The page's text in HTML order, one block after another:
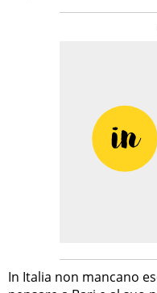
In Italia non mancano